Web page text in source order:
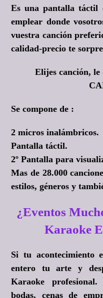
Es una pantalla táctil
emplear donde
vuestra canción
calidad-precio te
Elijes canción,
Se compone de :
2 micros inalámbricos.
Pantalla táctil.
2º Pantalla para
Mas de 28.000
estilos, géneros y
¿Eventos
Karaoke
Si tu acontecimiento
entero tu arte y
Karaoke
bodas, cenas de